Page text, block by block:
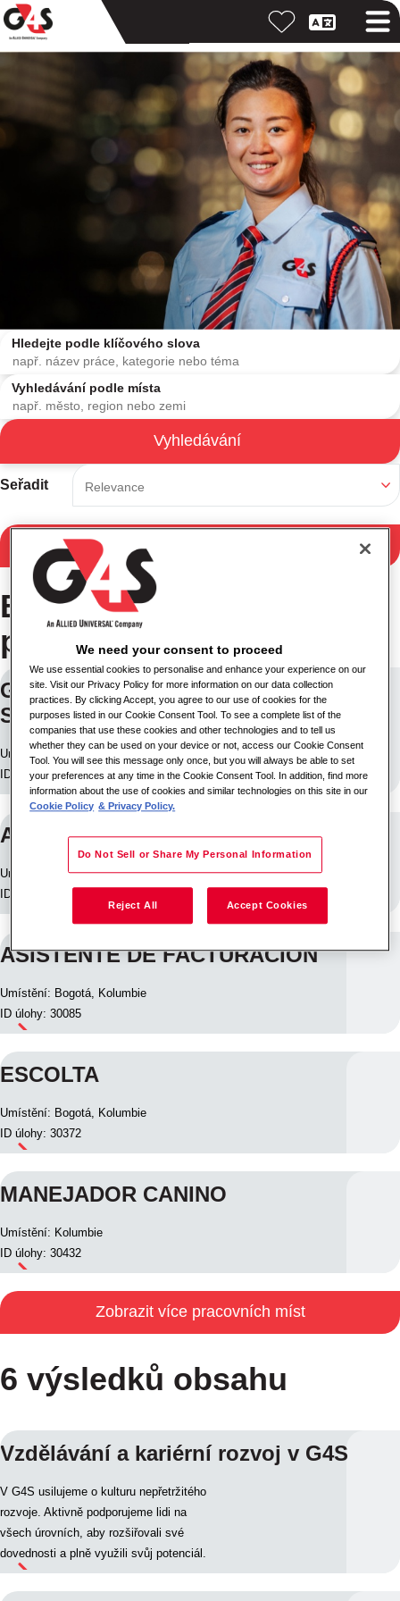
Výsledky vyhledávání
Hledejte podle klíčového slova
Vyhledávání podle místa
Vyhledávání
Seřadit
Filtrovat výsledky
Bylo nalezeno 138
pracovních míst
GUARDIA DE SEGURIDAD 5X2
SOFTYS TALAGANTE
Umístění: Puente Alto, Chile
ID úlohy: 30531
APRENDIZ/PRACTICANTE
Umístění: Bogotá, Kolumbie
ID úlohy: 29922
ASISTENTE DE FACTURACION
Umístění: Bogotá, Kolumbie
ID úlohy: 30085
ESCOLTA
Umístění: Bogotá, Kolumbie
ID úlohy: 30372
MANEJADOR CANINO
Umístění: Kolumbie
ID úlohy: 30432
Zobrazit více pracovních míst
6 výsledků obsahu
Vzdělávání a kariérní rozvoj v G4S
V G4S usilujeme o kulturu nepřetržitého
rozvoje. Aktivně podporujeme lidi na
všech úrovních, aby rozšiřovali své
dovednosti a plně využili svůj potenciál.
We need your consent to proceed
We use essential cookies to personalise and enhance your experience on our
site. Visit our Privacy Policy for more information on our data collection
practices. By clicking Accept, you agree to our use of cookies for the
purposes listed in our Cookie Consent Tool. To see a complete list of the
companies that use these cookies and other technologies and to tell us
whether they can be used on your device or not, access our Cookie Consent
Tool. You will see this message only once, but you will always be able to set
your preferences at any time in the Cookie Consent Tool. In addition, find more
information about the use of cookies and similar technologies on this site in our
Cookie Policy & Privacy Policy.
Do Not Sell or Share My Personal Information
Reject All Accept Cookies